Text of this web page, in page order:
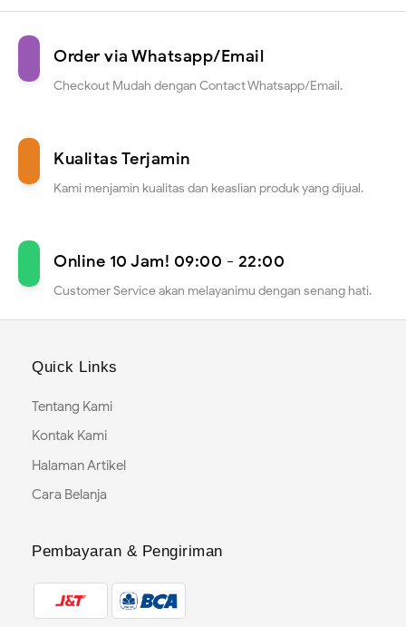
Order via Whatsapp/Email
Checkout Mudah dengan Contact Whatsapp/Email.
Kualitas Terjamin
Kami menjamin kualitas dan keaslian produk yang dijual.
Online 10 Jam! 09:00 - 22:00
Customer Service akan melayanimu dengan senang hati.
Quick Links
Tentang Kami
Kontak Kami
Halaman Artikel
Cara Belanja
Pembayaran & Pengiriman